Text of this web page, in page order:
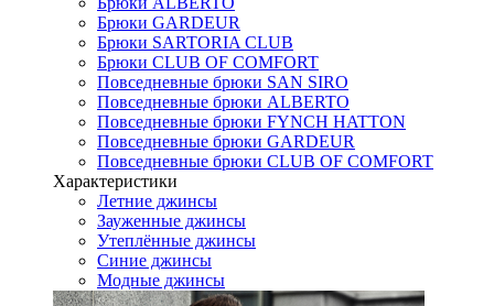
Брюки GARDEUR
Брюки SARTORIA CLUB
Брюки CLUB OF COMFORT
Повседневные брюки SAN SIRO
Повседневные брюки ALBERTO
Повседневные брюки FYNCH HATTON
Повседневные брюки GARDEUR
Повседневные брюки CLUB OF COMFORT
Характеристики
Летние джинсы
Зауженные джинсы
Утеплённые джинсы
Синие джинсы
Модные джинсы